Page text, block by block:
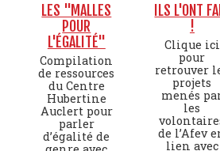
LES "MALLES
POUR
L'ÉGALITÉ"
Compilation
de ressources
du Centre
Hubertine
Auclert pour
parler
d’égalité de
ILS L'ONT
!
Clique ici
pour
retrouver
projets
menés
les
de l’Afev
lien avec